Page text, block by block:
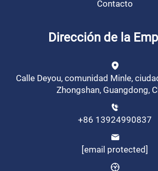
Contacto
Dirección de la
Calle Deyou, comunidad Minle,
Zhongshan, Guangdong,
+86 13924990837
[email protected]